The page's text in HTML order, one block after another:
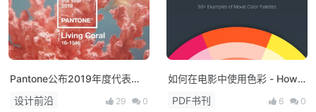
Pantone公布2019年度代表色
「活珊瑚」5种配色推荐！
设计前沿 29 0
如何在电影中使用色彩 - How
to Use Color in Film
PDF书刊 6 0